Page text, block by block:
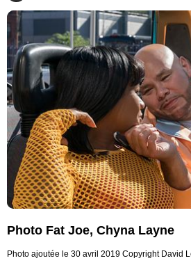
Photo Fat Joe, Chyna Layne
Photo ajoutée le 30 avril 2019 Copyright David